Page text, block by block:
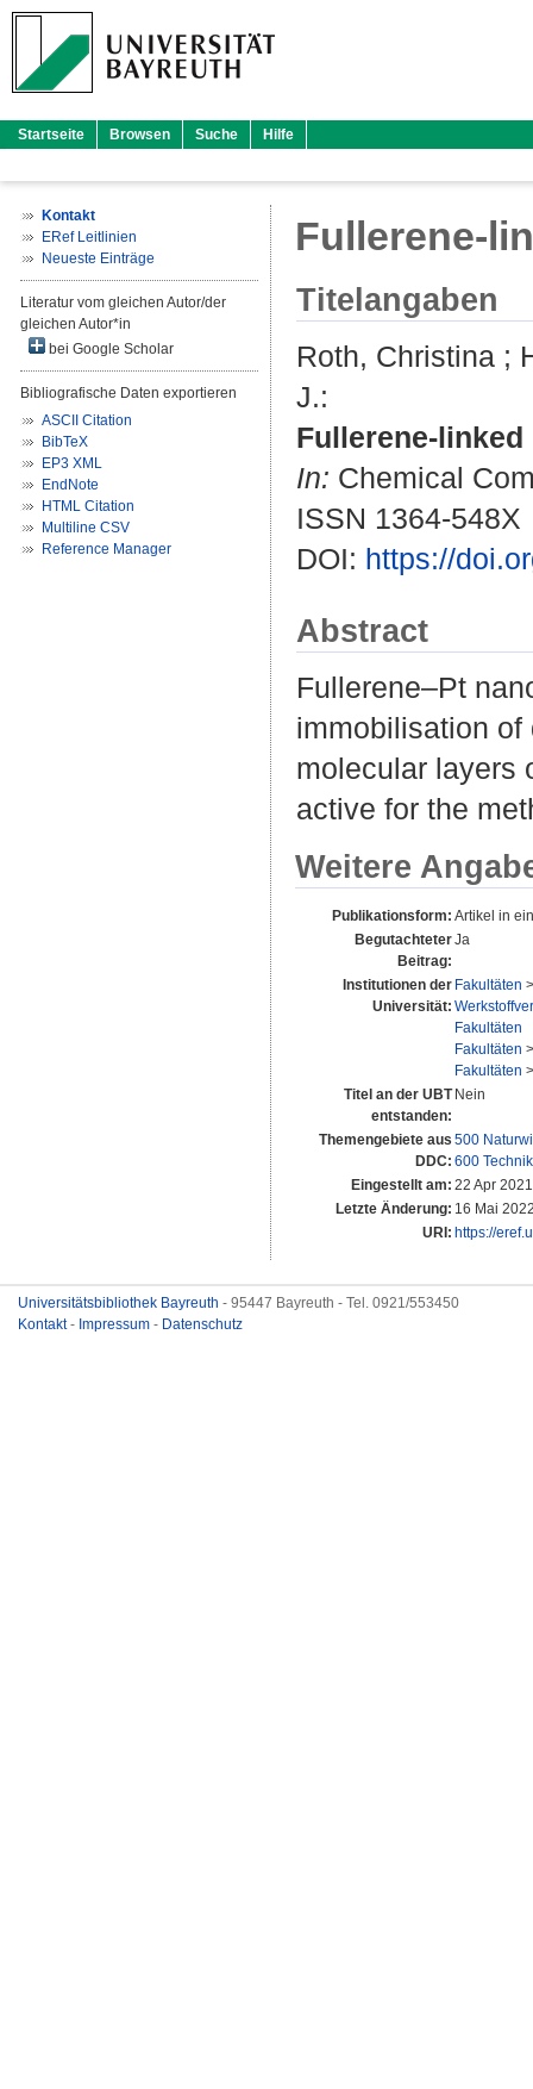
Startseite Browsen Suche Hilfe
Kontakt
ERef Leitlinien
Neueste Einträge
Literatur vom gleichen Autor/der
gleichen Autor*in
bei Google Scholar
Bibliografische Daten exportieren
ASCII Citation
BibTeX
EP3 XML
EndNote
HTML Citation
Multiline CSV
Reference Manager
Fullerene-
Titelangaben
Roth, Christina ;
J.:
Fullerene-
In: Chemical
ISSN 1364-548X
DOI: https://
Abstract
Fullerene–Pt
immobilisation of
molecular layers
active for the
Weitere
Publikationsform: Artikel in
Begutachteter
Beitrag:
Ja
Institutionen der
Universität:
Fakultäten
Fakultäten
Fakultäten
Fakultäten
Titel an der UBT
entstanden:
Nein
Themengebiete aus
DDC:
500
600
Eingestellt am: 22 Apr
Letzte Änderung: 16 Mai
URI: https://
Universitätsbibliothek Bayreuth - 95447 Bayreuth - Tel. 0921/553450
Kontakt- Impressum - Datenschutz